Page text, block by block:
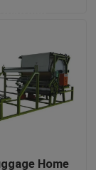
Home